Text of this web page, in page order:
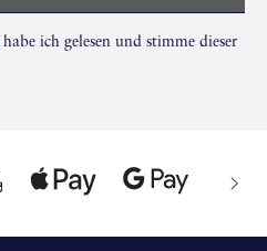
habe ich gelesen und stimme dieser